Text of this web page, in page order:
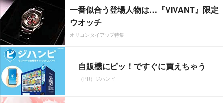
一番似合う登場人物は…『VIVANT』限定
ウオッチ
オリコンタイアップ特集
自販機にピッ！ですぐに買えちゃう
（PR）ジハンピ